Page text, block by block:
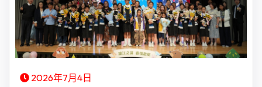
2026年7月4日